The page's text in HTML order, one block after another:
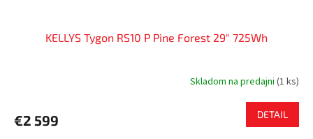
KELLYS Tygon RS10 P Pine Forest 29" 725Wh
Skladom na predajni (1 ks)
€2 599 DETAIL